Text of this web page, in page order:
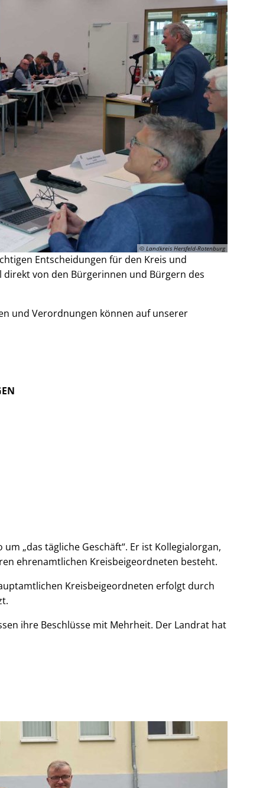
© Landkreis Hersfeld-Rotenburg
Entscheidungen für den Kreis und
von den Bürgerinnen und Bürgern des
und Verordnungen können auf unserer
„das tägliche Geschäft“. Er ist Kollegialorgan,
ehrenamtlichen Kreisbeigeordneten besteht.
Kreisbeigeordneten erfolgt durch
ihre Beschlüsse mit Mehrheit. Der Landrat hat